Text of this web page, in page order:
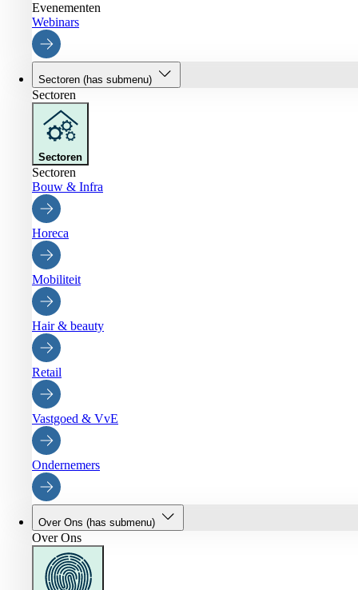
Evenementen
Webinars
Sectoren (has submenu)
Sectoren
Sectoren
Sectoren
Bouw & Infra
Horeca
Mobiliteit
Hair & beauty
Retail
Vastgoed & VvE
Ondernemers
Over Ons (has submenu)
Over Ons